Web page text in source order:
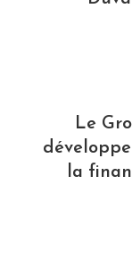
Le
la